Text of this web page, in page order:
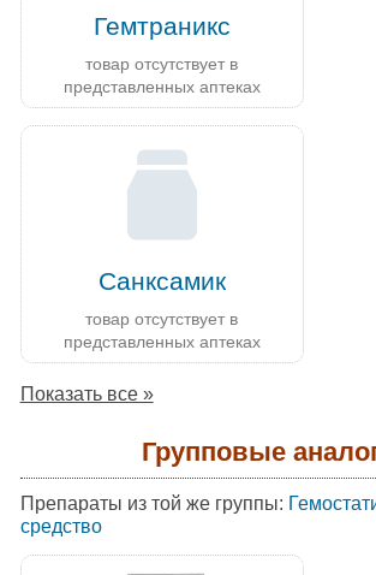
Гемтраникс
товар отсутствует в
представленных аптеках
Санксамик
товар отсутствует в
представленных аптеках
Показать все »
Групповые
Препараты из той же группы:
средство